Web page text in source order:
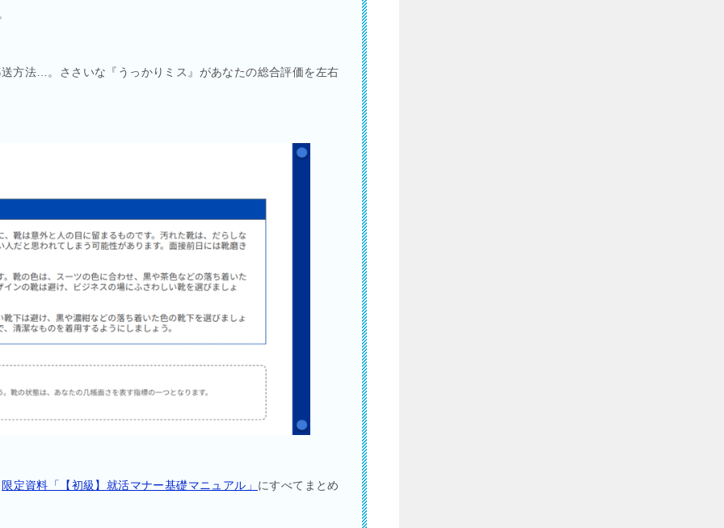
方法…。ささいな『うっかりミス』があなたの総合評価を左右
限定資料「【初級】就活マナー基礎マニュアル」 にすべてまとめ